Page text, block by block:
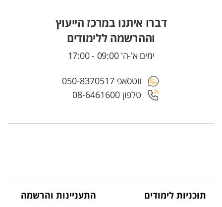
דברו איתנו במרכז הייעוץ
וההרשמה ללימודים
ימים א'-ה' 09:00 - 17:00
טלפון 08-6461600
ווטסאפ 050-8370517
תוכניות לימודים התעניינות והרשמה